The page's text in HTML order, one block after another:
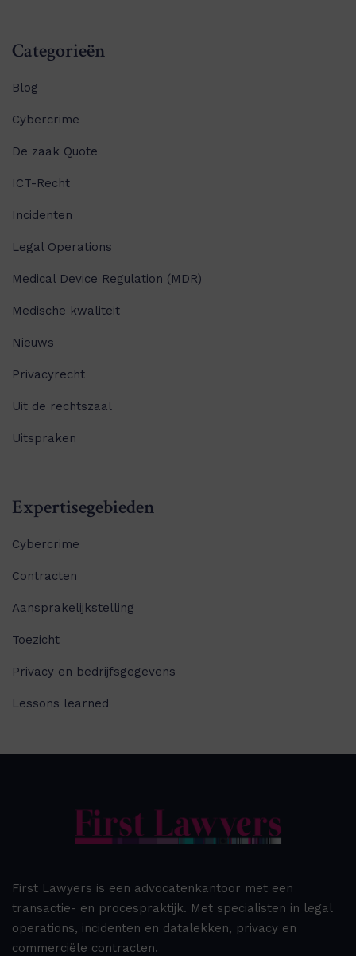
Categorieën
Blog
Cybercrime
De zaak Quote
ICT-Recht
Incidenten
Legal Operations
Medical Device Regulation (MDR)
Medische kwaliteit
Nieuws
Privacyrecht
Uit de rechtszaal
Uitspraken
Expertisegebieden
Cybercrime
Contracten
Aansprakelijkstelling
Toezicht
Privacy en bedrijfsgegevens
Lessons learned
First Lawyers is een advocatenkantoor met een
transactie- en procespraktijk. Met specialisten in legal
operations, incidenten en datalekken, privacy en
commerciële contracten.